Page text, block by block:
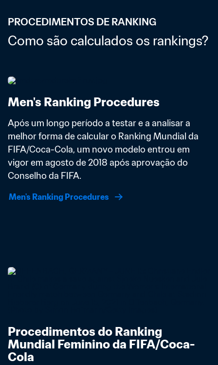
PROCEDIMENTOS DE RANKING
Como são calculados os rankings?
Men's Ranking Procedures
Após um longo período a testar e a analisar a
melhor forma de calcular o Ranking Mundial da
FIFA/Coca-Cola, um novo modelo entrou em
vigor em agosto de 2018 após aprovação do
Conselho da FIFA.
Men's Ranking Procedures
Procedimentos do Ranking
Mundial Feminino da FIFA/Coca-
Cola